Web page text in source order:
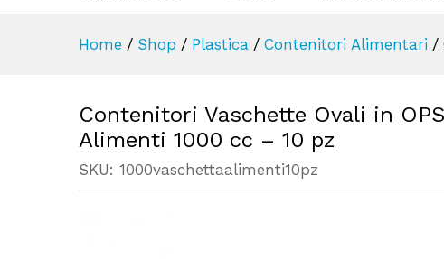
Home / Shop / Plastica / Contenitori Alimentari /
Contenitori Vaschette Ovali in
Alimenti 1000 cc – 10 pz
SKU: 1000vaschettaalimenti10pz